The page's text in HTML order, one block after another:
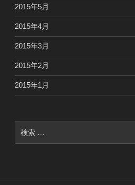
2015年5月
2015年4月
2015年3月
2015年2月
2015年1月
索: